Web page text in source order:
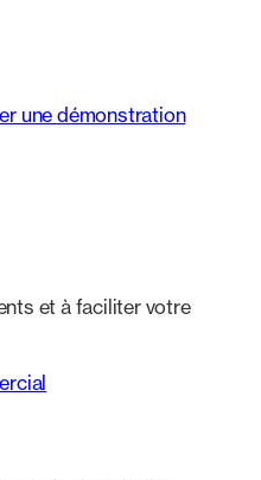
une démonstration
et à faciliter votre